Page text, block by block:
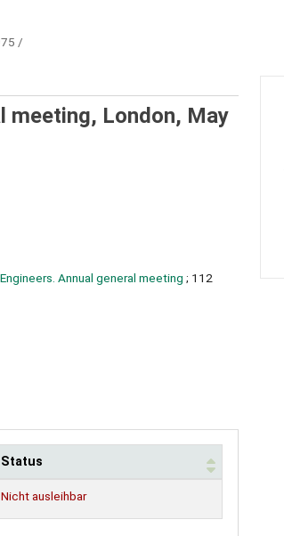
/
meeting, London, May
Annual general meeting ; 112
Status
Nicht ausleihbar